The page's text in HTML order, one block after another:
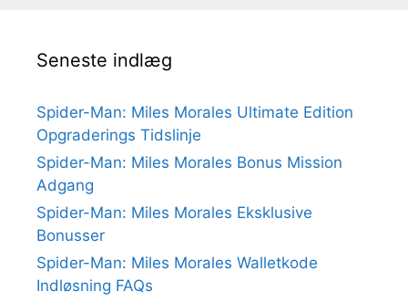
Seneste indlæg
Spider-Man: Miles Morales Ultimate Edition
Opgraderings Tidslinje
Spider-Man: Miles Morales Bonus Mission
Adgang
Spider-Man: Miles Morales Eksklusive
Bonusser
Spider-Man: Miles Morales Walletkode
Indløsning FAQs